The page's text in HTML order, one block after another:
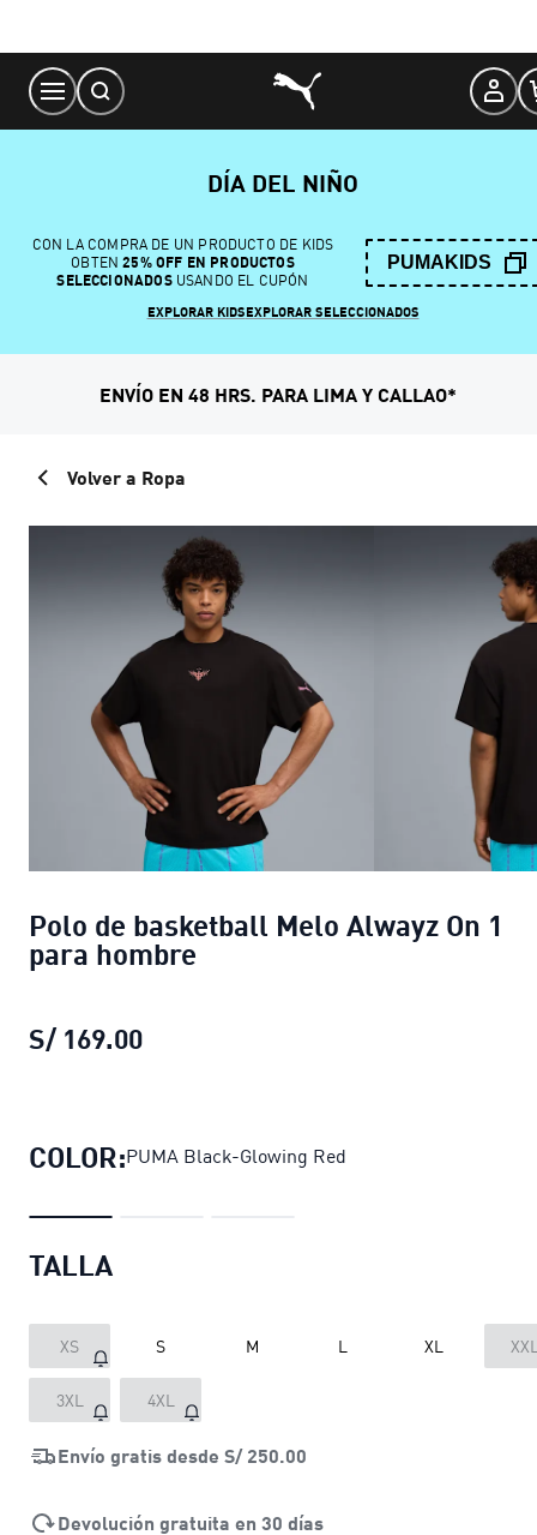
Content
DÍA DEL NIÑO
CON LA COMPRA DE UN PRODUCTO DE KIDS
OBTEN 25% OFF EN PRODUCTOS
SELECCIONADOSUSANDO EL CUPÓN
PUMAKIDS
EXPLORAR KIDSEXPLORAR SELECCIONADOS
ENVÍO EN 48 HRS. PARA LIMA Y CALLAO*
Volver a Ropa
Polo de basketball Melo Alwayz On 1
para hombre
S/ 169.00
COLOR:PUMA Black-Glowing Red
TALLA
XS S M L XL
3XL 4XL
Envío gratis desde S/ 250.00
Devolución gratuita en 30 días